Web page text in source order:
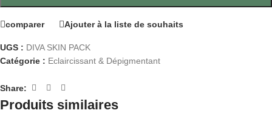
comparer Ajouter à la liste de souhaits
UGS : DIVA SKIN PACK
Catégorie : Eclaircissant & Dépigmentant
Share:
Produits similaires